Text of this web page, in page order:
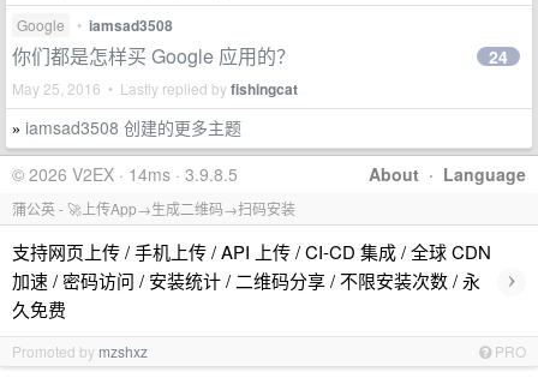
Google • iamsad3508
你们都是怎样买 Google 应用的？
May 25, 2016 • Lastly replied byfishingcat
24
» iamsad3508 创建的更多主题
About · Language
© 2026 V2EX · 14ms · 3.9.8.5
蒲公英 - 🚀上传App→生成二维码→扫码安装
支持网页上传 / 手机上传 / API 上传 / CI-CD 集成 / 全球 CDN
加速 / 密码访问 / 安装统计 / 二维码分享 / 不限安装次数 / 永
久免费
›
Promoted by mzshxz PRO